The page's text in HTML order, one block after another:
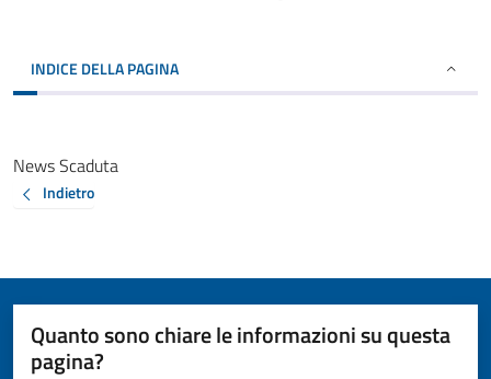
INDICE DELLA PAGINA
News Scaduta
Indietro
Quanto sono chiare le informazioni su questa
pagina?